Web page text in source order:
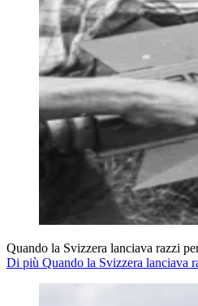
Quando la Svizzera lanciava razzi
Di più Quando la Svizzera lanciava